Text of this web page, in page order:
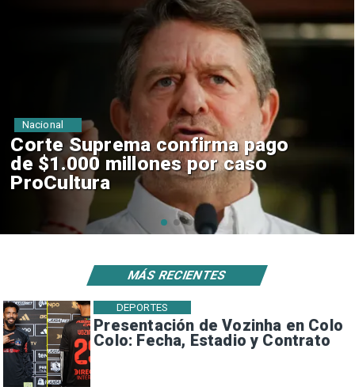
Codelco suspende
construcción de Andes Norte
en El Teniente por riesgos
sísmicos
Nacional
Presentación de Vozinha en Colo
Colo: Fecha, Estadio y Contrato
DEPORTES
MÁS RECIENTES